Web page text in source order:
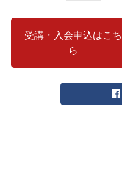
受講・入会申込はこち
ら